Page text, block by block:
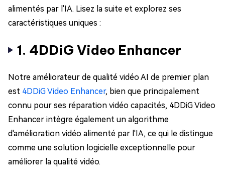
alimentés par l'IA. Lisez la suite et explorez ses
caractéristiques uniques :
1. 4DDiG Video Enhancer
Notre améliorateur de qualité vidéo AI de premier plan
est 4DDiG Video Enhancer, bien que principalement
connu pour ses réparation vidéo capacités, 4DDiG Video
Enhancer intègre également un algorithme
d'amélioration vidéo alimenté par l'IA, ce qui le distingue
comme une solution logicielle exceptionnelle pour
améliorer la qualité vidéo.